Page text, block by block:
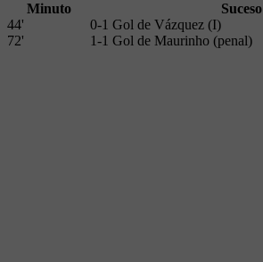
Minuto
Suceso
44'
0-1 Gol de Vázquez (I)
72'
1-1 Gol de Maurinho (penal)